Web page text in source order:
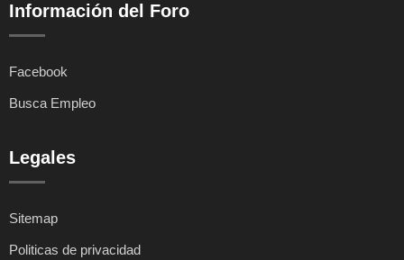
Información del Foro
Facebook
Busca Empleo
Legales
Sitemap
Politicas de privacidad